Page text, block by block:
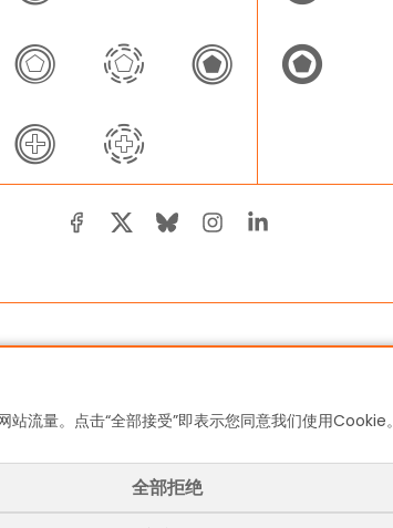
流量。点击“全部接受”即表示您同意我们使用Cookie。
全部拒绝